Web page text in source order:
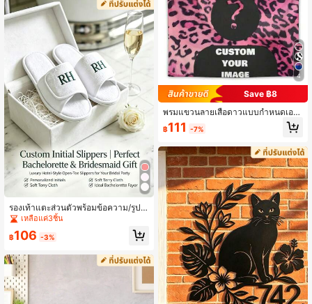
านปาร์ตี้จบฤดูกาล, ของที่ระลึกทีมแชม
ป์ลีก, ของขวัญทีมฟุตบอลเยาวชน
รองเท้าแตะส่วนตัวพร้อมข้อความ/รูปภ
าพ เหมาะสำหรับของขวัญงานแต่งงา
น/วันเกิด/ปาร์ตี้ รองเท้าแตะที่กำหนดเอ
ง/ของชำร่วยและของขวัญปาร์ตี้ รองเท้
แตะเพื่อนเจ้าสาวฟูฟ่อง รองเท้าแตะงา
นแต่งงานส่วนตัว
เหลือแค่3ชิ้น
฿106 -3%
4
Save ฿8
พรมแขวนลายเสือดาวแบบกำหนดเอง,
ผ้าแขวนตกแต่งห้องส่วนบุคคล, ของขวั
ญตลกๆ สำหรับเพื่อน, เครื่องมือติดตั้งฟ
คร เป็นของขวัญที่เหมาะ
฿111 -7%